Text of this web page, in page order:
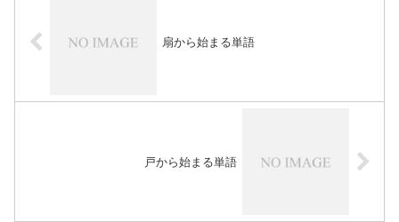
扇から始まる単語
戸から始まる単語